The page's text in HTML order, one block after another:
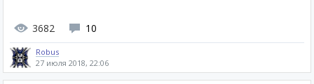
3682 10
Robus
27 июля 2018, 22:06